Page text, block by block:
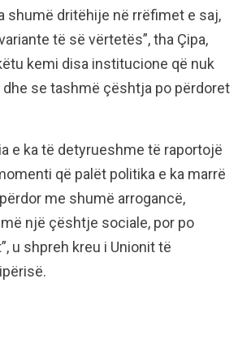
shumë dritëhije në rrëfimet e saj,
të së vërtetës”, tha Çipa,
kemi disa institucione që nuk
dhe se tashmë çështja po përdoret
e ka të detyrueshme të raportojë
që palët politika e ka marrë
me shumë arrogancë,
një çështje sociale, por po
u shpreh kreu i Unionit të